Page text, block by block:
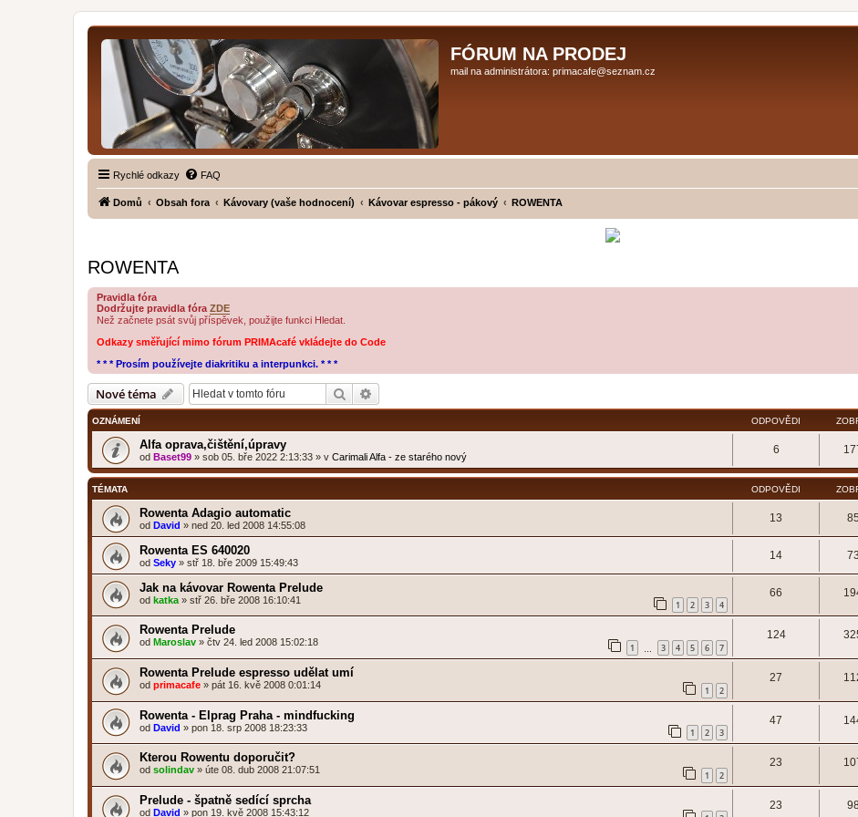
FÓRUM NA PRODEJ
mail na administrátora: primacafe@seznam.cz
Rychlé odkazy FAQ
Domů Obsah fora Kávovary (vaše hodnocení) Kávovar espresso - pákový ROWENTA
ROWENTA
Pravidla fóra
Dodržujte pravidla fóra ZDE
Než začnete psát svůj příspěvek, použijte funkci Hledat.
Odkazy směřující mimo fórum PRIMAcafé vkládejte do Code
* * * Prosím používejte diakritiku a interpunkci. * * *
Nové téma Hledat
OZNÁMENÍ ODPOVĚDI
Alfa oprava,čištění,úpravy
od Baset99 » sob 05. bře 2022 2:13:33 » v Carimali Alfa - ze starého nový
6
TÉMATA ODPOVĚDI
Rowenta Adagio automatic
od David » ned 20. led 2008 14:55:08
13
Rowenta ES 640020
od Seky » stř 18. bře 2009 15:49:43
14
Jak na kávovar Rowenta Prelude
od katka » stř 26. bře 2008 16:10:41 1 2 3 4
66
Rowenta Prelude
od Maroslav » čtv 24. led 2008 15:02:18 1 3 4 5 6 7
124
Rowenta Prelude espresso udělat umí
od primacafe » pát 16. kvě 2008 0:01:14 1 2
27
Rowenta - Elprag Praha - mindfucking
od David » pon 18. srp 2008 18:23:33 1 2 3
47
Kterou Rowentu doporučit?
od solindav » úte 08. dub 2008 21:07:51 1 2
23
Prelude - špatně sedící sprcha
od David » pon 19. kvě 2008 15:43:12
23